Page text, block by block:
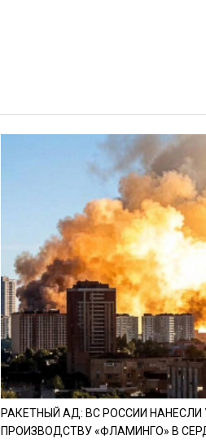
РАКЕТНЫЙ АД: ВС РОССИИ НАНЕСЛИ
ПРОИЗВОДСТВУ «ФЛАМИНГО» В